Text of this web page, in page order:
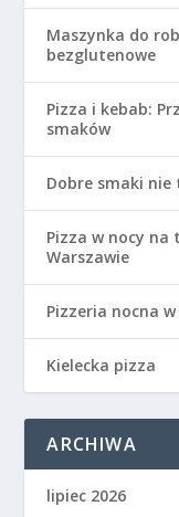
Maszynka do
bezglutenowe
Pizza i kebab:
smaków
Dobre smaki
Pizza w nocy
Warszawie
Pizzeria nocna
Kielecka pizza
ARCHIWA
lipiec 2026